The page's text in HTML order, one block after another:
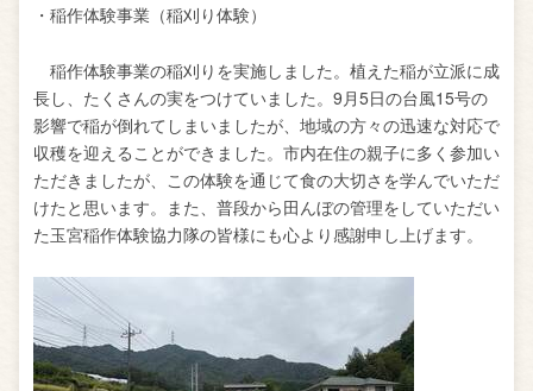
・稲作体験事業（稲刈り体験）
稲作体験事業の稲刈りを実施しました。植えた稲が立派に成
長し、たくさんの実をつけていました。9月5日の台風15号の
影響で稲が倒れてしまいましたが、地域の方々の迅速な対応で
収穫を迎えることができました。市内在住の親子に多く参加い
ただきましたが、この体験を通じて食の大切さを学んでいただ
けたと思います。また、普段から田んぼの管理をしていただい
た玉宮稲作体験協力隊の皆様にも心より感謝申し上げます。